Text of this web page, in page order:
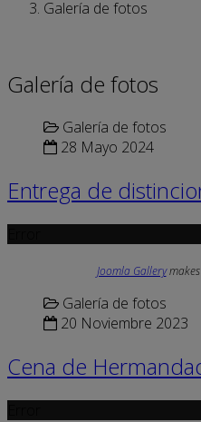
Galería de fotos
Galería de fotos
Galería de fotos
28 Mayo 2024
Entrega de
Joomla Gallery
Galería de fotos
20 Noviembre 2023
Cena de